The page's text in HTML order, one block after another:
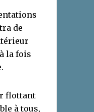
de
la fois
flottant
à tous,